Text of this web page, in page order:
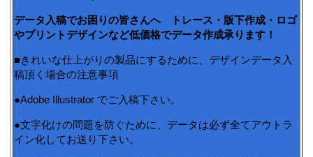
データ入稿でお困りの皆さんへ トレース・版下作成・ロゴ
やプリントデザインなど低価格でデータ作成承ります！
■きれいな仕上がりの製品にするために、デザインデータ入
稿頂く場合の注意事項
●Adobe Illustrator でご入稿下さい。
●文字化けの問題を防ぐために、データは必ず全てアウトラ
イン化してお送り下さい。